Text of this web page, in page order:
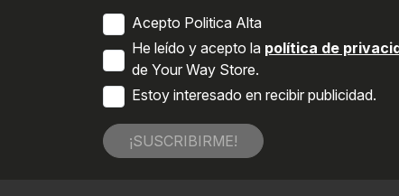
Acepto Politica Alta
He leído y acepto la política de
de Your Way Store.
Estoy interesado en recibir publicidad.
¡SUSCRIBIRME!